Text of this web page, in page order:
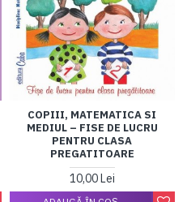
COPIII, MATEMATICA SI
MEDIUL – FISE DE LUCRU
PENTRU CLASA
PREGATITOARE
10,00 Lei